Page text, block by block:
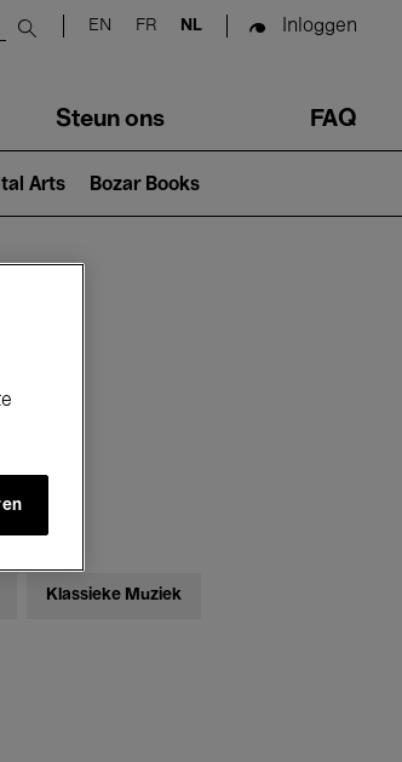
Submit search
EN FR NL Inloggen
Steun ons FAQ
Arts Bozar Books
Klassieke Muziek